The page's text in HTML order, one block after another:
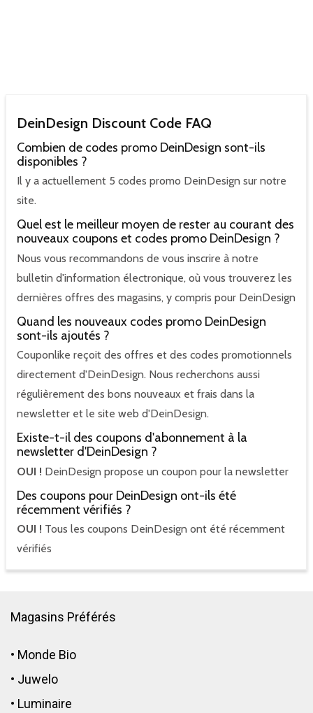
DeinDesign Discount Code FAQ
Combien de codes promo DeinDesign sont-ils
disponibles ?
Il y a actuellement 5 codes promo DeinDesign sur notre
site.
Quel est le meilleur moyen de rester au courant des
nouveaux coupons et codes promo DeinDesign ?
Nous vous recommandons de vous inscrire à notre
bulletin d'information électronique, où vous trouverez les
dernières offres des magasins, y compris pour DeinDesign
Quand les nouveaux codes promo DeinDesign
sont-ils ajoutés ?
Couponlike reçoit des offres et des codes promotionnels
directement d'DeinDesign. Nous recherchons aussi
régulièrement des bons nouveaux et frais dans la
newsletter et le site web d'DeinDesign.
Existe-t-il des coupons d'abonnement à la
newsletter d'DeinDesign ?
OUI ! DeinDesign propose un coupon pour la newsletter
Des coupons pour DeinDesign ont-ils été
récemment vérifiés ?
OUI ! Tous les coupons DeinDesign ont été récemment
vérifiés
Magasins Préférés
• Monde Bio
• Juwelo
• Luminaire